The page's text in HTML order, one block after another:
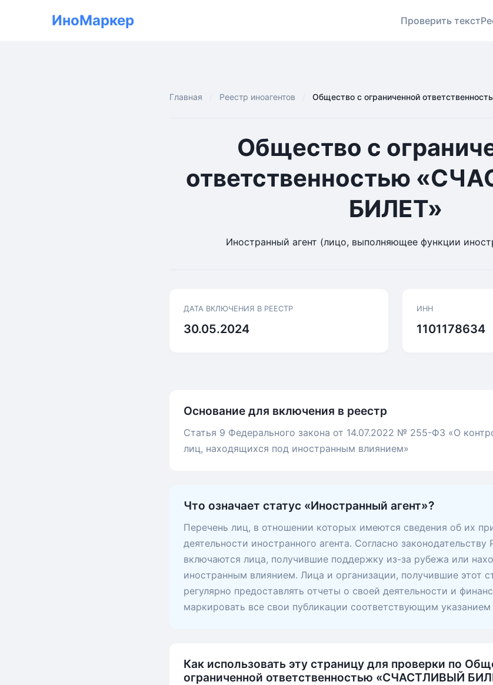
ИноМаркер Проверить текст
Главная Реестр иноагентов Общество с ограниченной
Общество с
ответственностью
БИЛЕТ»
Иностранный агент (лицо, выполняющее функции
ДАТА ВКЛЮЧЕНИЯ В РЕЕСТР
30.05.2024
ИНН
1101178634
Основание для включения в реестр
Статья 9 Федерального закона от 14.07.2022 № 255-ФЗ «О
лиц, находящихся под иностранным влиянием»
Что означает статус «Иностранный агент»?
Перечень лиц, в отношении которых имеются сведения об их
деятельности иностранного агента. Согласно
включаются лица, получившие поддержку из-за рубежа или
иностранным влиянием. Лица и организации, получившие этот
регулярно предоставлять отчеты о своей деятельности и
маркировать все свои публикации соответствующим указанием
Как использовать эту страницу для проверки по
ограниченной ответственностью «СЧАСТЛИВЫЙ